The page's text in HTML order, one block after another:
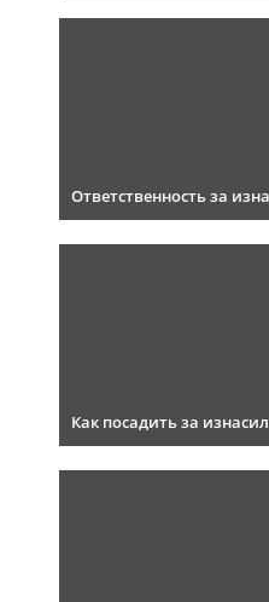
Ответственность за
Как посадить за